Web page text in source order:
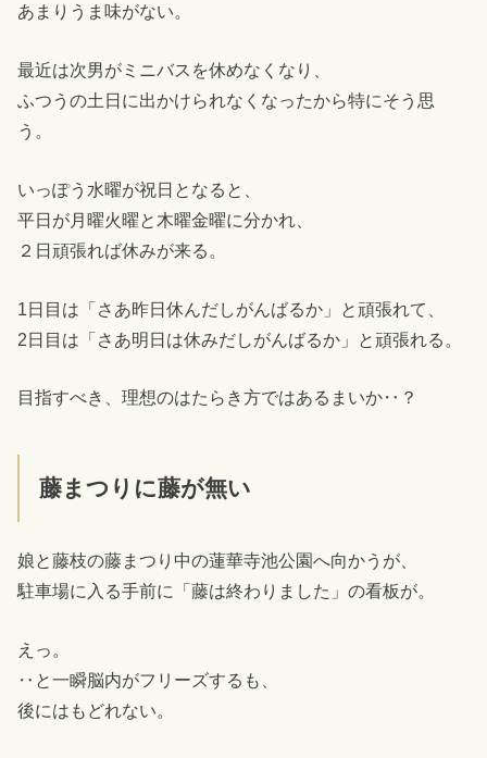
あまりうま味がない。
最近は次男がミニバスを休めなくなり、
ふつうの土日に出かけられなくなったから特にそう思
う。
いっぽう水曜が祝日となると、
平日が月曜火曜と木曜金曜に分かれ、
２日頑張れば休みが来る。
1日目は「さあ昨日休んだしがんばるか」と頑張れて、
2日目は「さあ明日は休みだしがんばるか」と頑張れる。
目指すべき、理想のはたらき方ではあるまいか‥？
藤まつりに藤が無い
娘と藤枝の藤まつり中の蓮華寺池公園へ向かうが、
駐車場に入る手前に「藤は終わりました」の看板が。
えっ。
‥と一瞬脳内がフリーズするも、
後にはもどれない。